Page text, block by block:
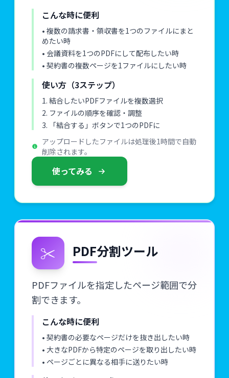
こんな時に便利
• 複数の請求書・領収書を1つのファイルにまと
めたい時
• 会議資料を1つのPDFにして配布したい時
• 契約書の複数ページを1ファイルにしたい時
使い方（3ステップ）
1. 結合したいPDFファイルを複数選択
2. ファイルの順序を確認・調整
3. 「結合する」ボタンで1つのPDFに
アップロードしたファイルは処理後1時間で自動
削除されます。
使ってみる
✂️ PDF分割ツール
PDFファイルを指定したページ範囲で分
割できます。
こんな時に便利
• 契約書の必要なページだけを抜き出したい時
• 大きなPDFから特定のページを取り出したい時
• ページごとに異なる相手に送りたい時